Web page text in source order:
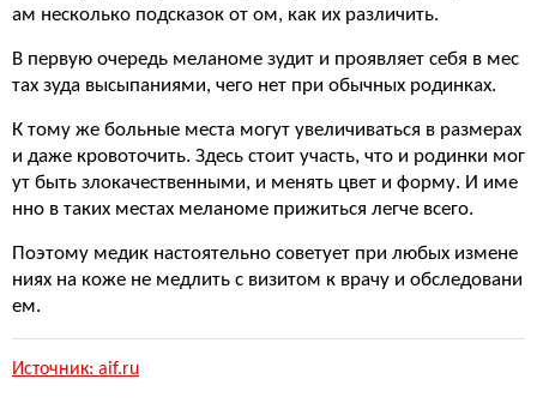
ам несколько подсказок от ом, как их различить.
В первую очередь меланоме зудит и проявляет себя в мес
тах зуда высыпаниями, чего нет при обычных родинках.
К тому же больные места могут увеличиваться в размерах
и даже кровоточить. Здесь стоит участь, что и родинки мог
ут быть злокачественными, и менять цвет и форму. И име
нно в таких местах меланоме прижиться легче всего.
Поэтому медик настоятельно советует при любых измене
ниях на коже не медлить с визитом к врачу и обследовани
ем.
Источник: aif.ru